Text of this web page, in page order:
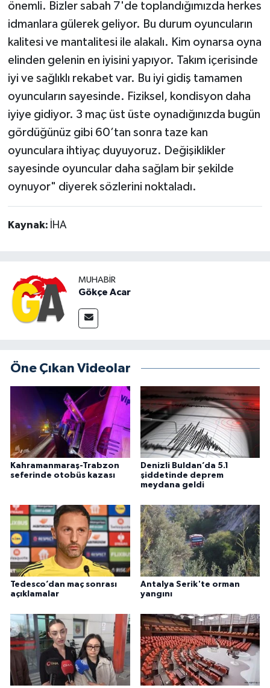
önemli. Bizler sabah 7'de toplandığımızda herkes
idmanlara gülerek geliyor. Bu durum oyuncuların
kalitesi ve mantalitesi ile alakalı. Kim oynarsa oyna
elinden gelenin en iyisini yapıyor. Takım içerisinde
iyi ve sağlıklı rekabet var. Bu iyi gidiş tamamen
oyuncuların sayesinde. Fiziksel, kondisyon daha
iyiye gidiyor. 3 maç üst üste oynadığınızda bugün
gördüğünüz gibi 60’tan sonra taze kan
oyunculara ihtiyaç duyuyoruz. Değişiklikler
sayesinde oyuncular daha sağlam bir şekilde
oynuyor" diyerek sözlerini noktaladı.
Kaynak: İHA
MUHABIR
Gökçe Acar
Öne Çıkan Videolar
Kahramanmaraş-Trabzon
seferinde otobüs kazası
Denizli Buldan’da 5.1
şiddetinde deprem
meydana geldi
Tedesco’dan maç sonrası
açıklamalar
Antalya Serik'te orman
yangını